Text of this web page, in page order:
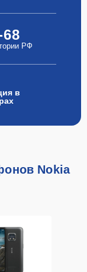
РФ
в
Nokia